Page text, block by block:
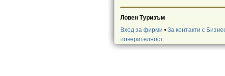
Ловен Туризъм
Вход за фирми • За контакти с
поверителност